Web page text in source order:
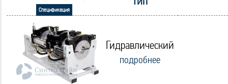
Спецификация
Гидравлический
подробнее